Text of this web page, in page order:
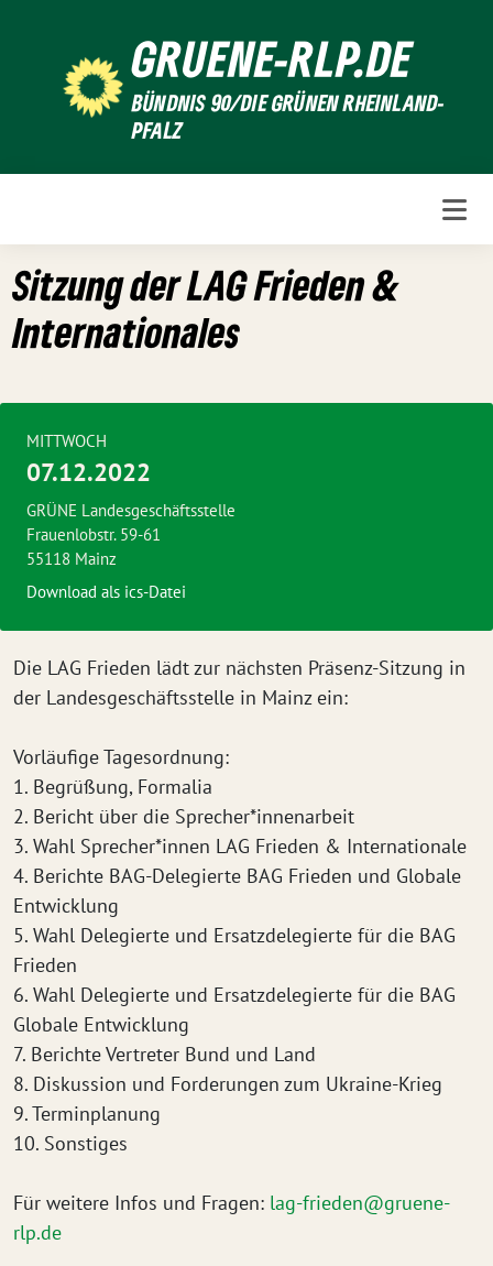
GRUENE-RLP.DE
BÜNDNIS 90/DIE GRÜNEN RHEINLAND-
PFALZ
Sitzung der LAG Frieden &
Internationales
Die LAG Frieden lädt zur nächsten Präsenz-Sitzung in
der Landesgeschäftsstelle in Mainz ein:
Vorläufige Tagesordnung:
1. Begrüßung, Formalia
2. Bericht über die Sprecher*innenarbeit
3. Wahl Sprecher*innen LAG Frieden & Internationale
4. Berichte BAG-Delegierte BAG Frieden und Globale
Entwicklung
5. Wahl Delegierte und Ersatzdelegierte für die BAG
Frieden
6. Wahl Delegierte und Ersatzdelegierte für die BAG
Globale Entwicklung
7. Berichte Vertreter Bund und Land
8. Diskussion und Forderungen zum Ukraine-Krieg
9. Terminplanung
10. Sonstiges
Für weitere Infos und Fragen: lag-frieden@gruene-
rlp.de
MITTWOCH
07.12.2022
GRÜNE Landesgeschäftsstelle
Frauenlobstr. 59-61
55118 Mainz
Download als ics-Datei